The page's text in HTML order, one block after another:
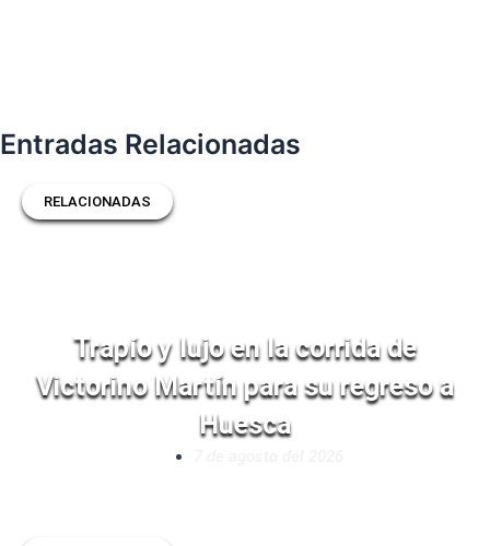
Entradas Relacionadas
RELACIONADAS
Trapío y lujo en la corrida de
Victorino Martín para su regreso a
Huesca